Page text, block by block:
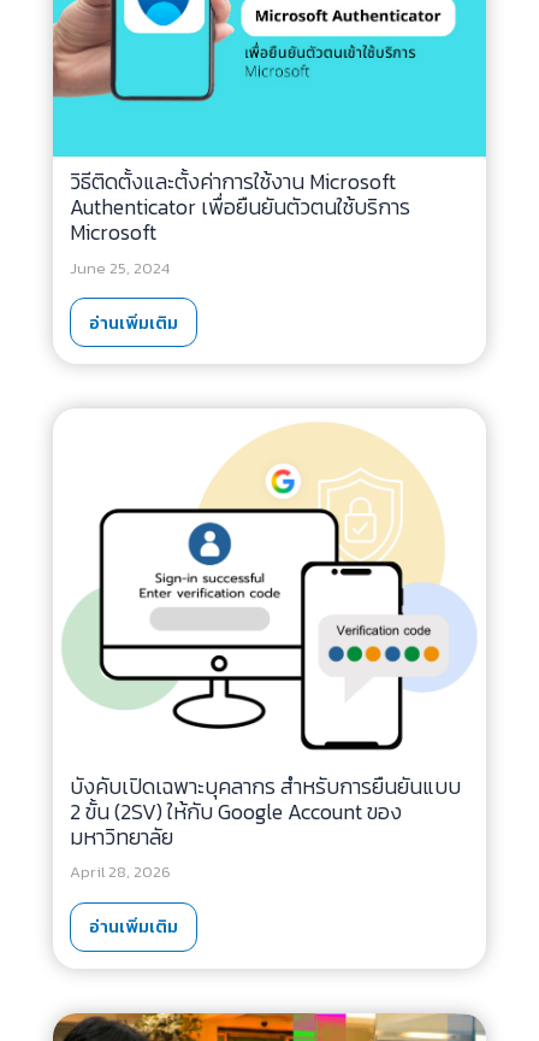
วิธีติดตั้งและตั้งค่าการใช้งาน Microsoft
Authenticator เพื่อยืนยันตัวตนใช้บริการ
Microsoft
June 25, 2024
อ่านเพิ่มเติม
บังคับเปิดเฉพาะบุคลากร สำหรับการยืนยันแบบ
2 ขั้น (2SV) ให้กับ Google Account ของ
มหาวิทยาลัย
April 28, 2026
อ่านเพิ่มเติม